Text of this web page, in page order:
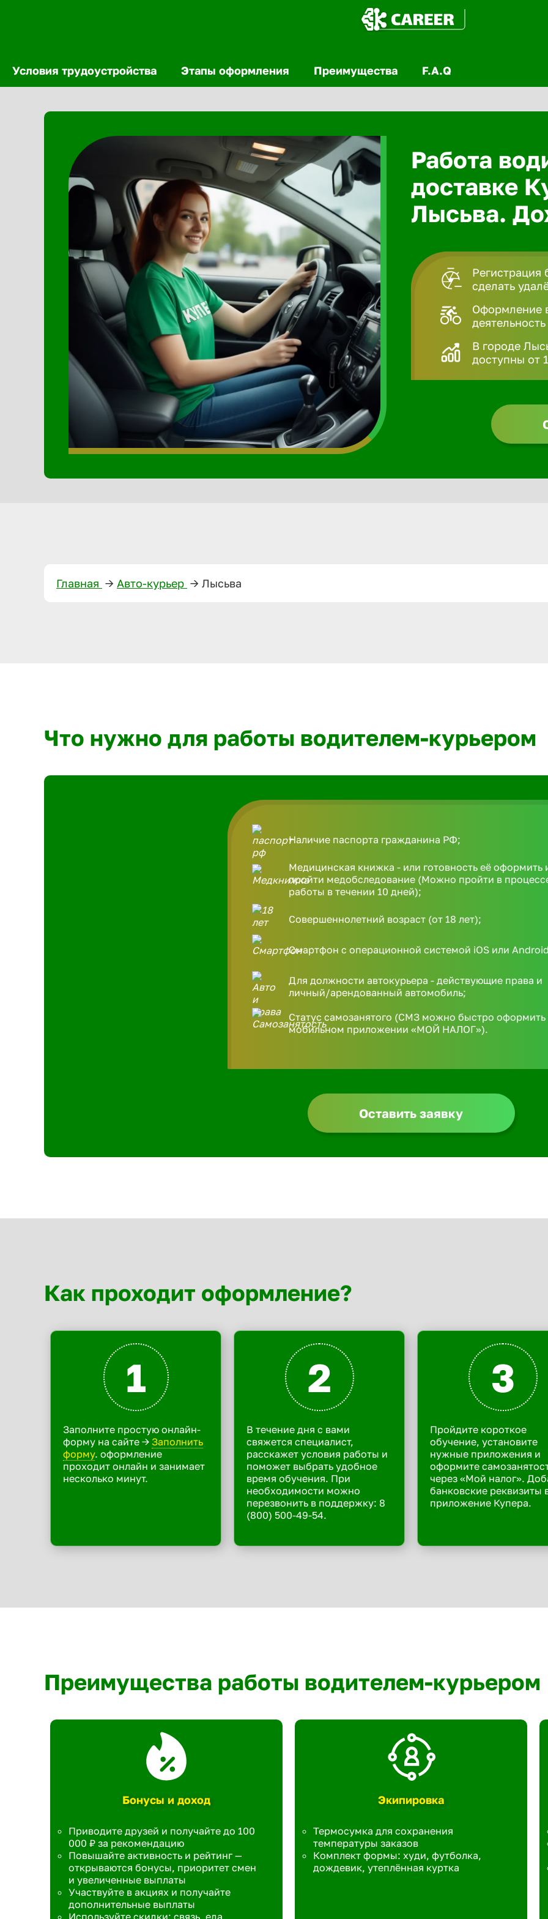
Условия трудоустройства Этапы оформления Преимущества F.A.Q
Работа
доставке
Лысьва.
Регистрация
сделать
Оформление
В городе
доступны от
Главная —> Авто-курьер —> Лысьва
Что нужно для работы водителем-курьером
Наличие паспорта гражданина РФ;
Медицинская книжка - или готовность её оформить
пройти медобследование (Можно пройти в
работы в течении 10 дней);
Совершеннолетний возраст (от 18 лет);
Смартфон с операционной системой iOS или
Для должности автокурьера - действующие права и
личный/арендованный автомобиль;
Статус самозанятого (СМЗ можно быстро оформить
мобильном приложении «МОЙ НАЛОГ»).
Оставить заявку
Как проходит оформление?
1
Заполните простую онлайн-
форму на сайте -> Заполнить
форму. оформление
проходит онлайн и занимает
несколько минут.
2
В течение дня с вами
свяжется специалист,
расскажет условия работы и
поможет выбрать удобное
время обучения. При
необходимости можно
перезвонить в поддержку: 8
(800) 500-49-54.
3
Пройдите короткое
обучение, установите
нужные приложения и
оформите
через «Мой налог».
банковские реквизиты
приложение Купера.
Преимущества работы водителем-курьером
Бонусы и доход
Приводите друзей и получайте до 100
000 ₽ за рекомендацию
Повышайте активность и рейтинг —
открываются бонусы, приоритет смен
и увеличенные выплаты
Участвуйте в акциях и получайте
дополнительные выплаты
Используйте скидки: связь, еда,
Экипировка
Термосумка для сохранения
температуры заказов
Комплект формы: худи, футболка,
дождевик, утеплённая куртка